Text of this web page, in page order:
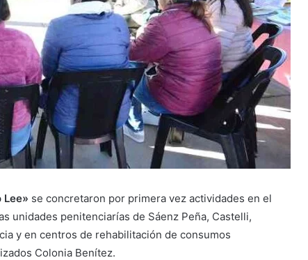
Lee» se concretaron por primera vez actividades en el
unidades penitenciarías de Sáenz Peña, Castelli,
y en centros de rehabilitación de consumos
Colonia Benítez.